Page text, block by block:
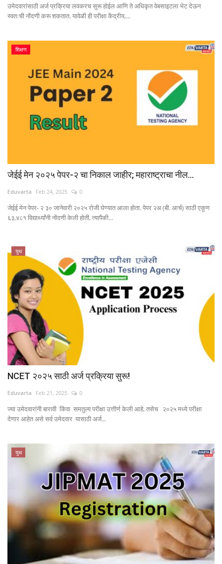
उमेदवारांसाठी अर्ज प्रक्रिया लवकरच सुरू होईल आणि ते अधिकृत वेबसाइटला भेट देऊन
स्वतःची नोंदणी करू शकतात. यावेळी ही परीक्षा केंद्रीय,...
शिक्षण
जेईई मेन २०२५ पेपर-२ चा निकाल जाहीर; महाराष्ट्राचा नील...
Eduvarta Feb 24, 2025 0
जेईई मेन पेपर- २ ३० जानेवारी २०२५ रोजी घेण्यात आला होता. पेपर २अ (बी. आर्च) साठी एकूण
६३,४८१ विद्यार्थ्यांनी नोंदणी केली होती, त्यापैकी...
युथ
NCET २०२५ साठी अर्ज प्रक्रिया सुरू!
Eduvarta Feb 21, 2025 0
ज्या उमेदवारांनी बारावी किंवा समतुल्य परीक्षा उत्तीर्ण केली आहे, तसेच २०२५ मध्ये परीक्षा
देणार आहेत असे सर्व उमेदवार यासाठी अर्ज...
युथ